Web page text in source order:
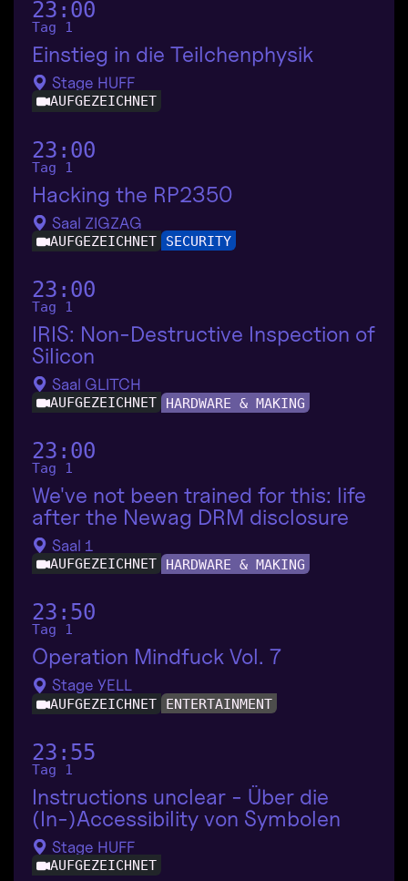
23:00
Tag 1
Einstieg in die Teilchenphysik
Stage HUFF
AUFGEZEICHNET
23:00
Tag 1
Hacking the RP2350
Saal ZIGZAG
AUFGEZEICHNET SECURITY
23:00
Tag 1
IRIS: Non-Destructive Inspection of
Silicon
Saal GLITCH
AUFGEZEICHNET HARDWARE & MAKING
23:00
Tag 1
We've not been trained for this: life
after the Newag DRM disclosure
Saal 1
AUFGEZEICHNET HARDWARE & MAKING
23:50
Tag 1
Operation Mindfuck Vol. 7
Stage YELL
AUFGEZEICHNET ENTERTAINMENT
23:55
Tag 1
Instructions unclear - Über die
(In-)Accessibility von Symbolen
Stage HUFF
AUFGEZEICHNET